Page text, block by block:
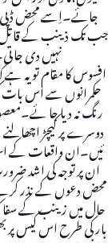
جائے۔اِسے محض ڈپی
جب تک ذینب کے قاتل
نہیں دی جا
افسوس کا مقام تو یہ
حکمرانوں سے اس بات
دوسرے پر کیچڑ
ئیں۔ان واقعات کے
ان پر توجہ کی اشد
محض دعوں کے نذر
حال میں زینب کے